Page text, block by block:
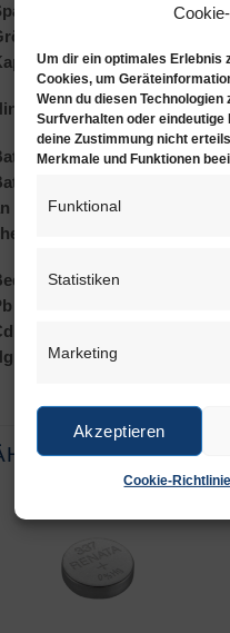
Um dir ein optimales Erlebnis
Cookies, um
Wenn du diesen
Surfverhalten oder eindeutige
deine Zustimmung nicht
Merkmale und Funktionen
Funktional
Statistiken
Marketing
Akzeptieren
Cookie-Richtlinie
1,55V
11.60mm x 2.10mm
50 mAh
zur Entsorgung der
dürfen nicht mit
bei öffentlichen
uns zurücksenden.
Symbol;
der Symbole:
= enthält Blei
= enthält Cadmium
= enthält Quecksilber